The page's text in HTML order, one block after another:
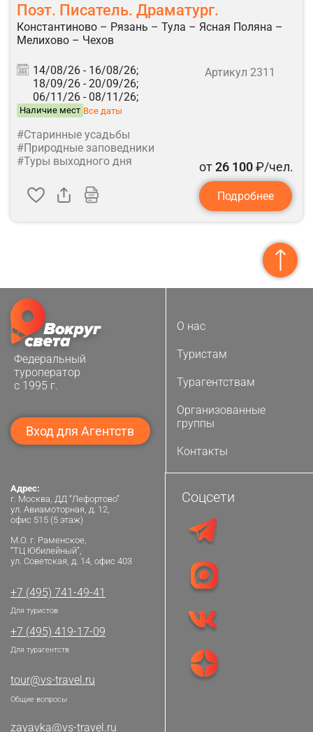
Поэт. Писатель. Драматург.
Константиново – Рязань – Тула – Ясная Поляна –
Мелихово – Чехов
14/08/26 - 16/08/26;
18/09/26 - 20/09/26;
06/11/26 - 08/11/26;
Наличие мест Все даты
Артикул 2311
#Старинные усадьбы
#Природные заповедники
#Туры выходного дня
от26 100₽/чел.
Подробнее
Федеральный
туроператор
с 1995 г.
Вход для Агентств
О нас
Туристам
Турагентствам
Организованные
группы
Контакты
Адрес:
г. Москва, ДД “Лефортово”
ул. Авиамоторная, д. 12,
офис 515 (5 этаж)
М.О. г. Раменское,
“ТЦ Юбилейный”,
ул. Советская, д. 14, офис 403
+7 (495) 741-49-41
Для туристов
+7 (495) 419-17-09
Для турагентств
tour@vs-travel.ru
Общие вопросы
zayavka@vs-travel.ru
Соцсети